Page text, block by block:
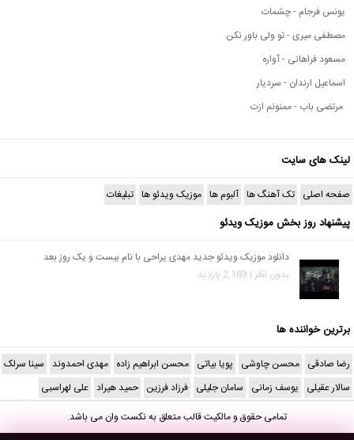
یونس فرجام - چشمات
مصطفی میری - تو ولی باور نکن
مسعود فراهانی - آواره
اسماعیل ارندان - سردیار
مرتضی باب - ممنونم ازت
لینک های سایت
صفحه اصلی تک آهنگ ها آلبوم ها موزیک ویدئو ها تبلیغات
پیشنهاد روز بخش موزیک ویدئو
دانلود موزیک ویدئو جدید مهدی یراحی با نام بیست و یک روز بعد
بدون نظر | 2,183 بازدید
برترین خواننده ها
رضا صادقی محسن چاوشی پویا بیاتی محسن ابراهیم زاده مهدی احمدوند سینا سرلک
سالار عقیلی یوسف زمانی سامان جلیلی فرزاد فرزین حمید هیراد علی لهراسبی
تمامی حقوق و مالکیت قالب متعلق بهنکست وانمی باشد.